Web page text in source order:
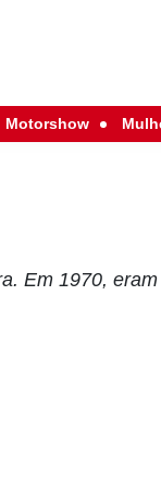
Motorshow
Em 1970,